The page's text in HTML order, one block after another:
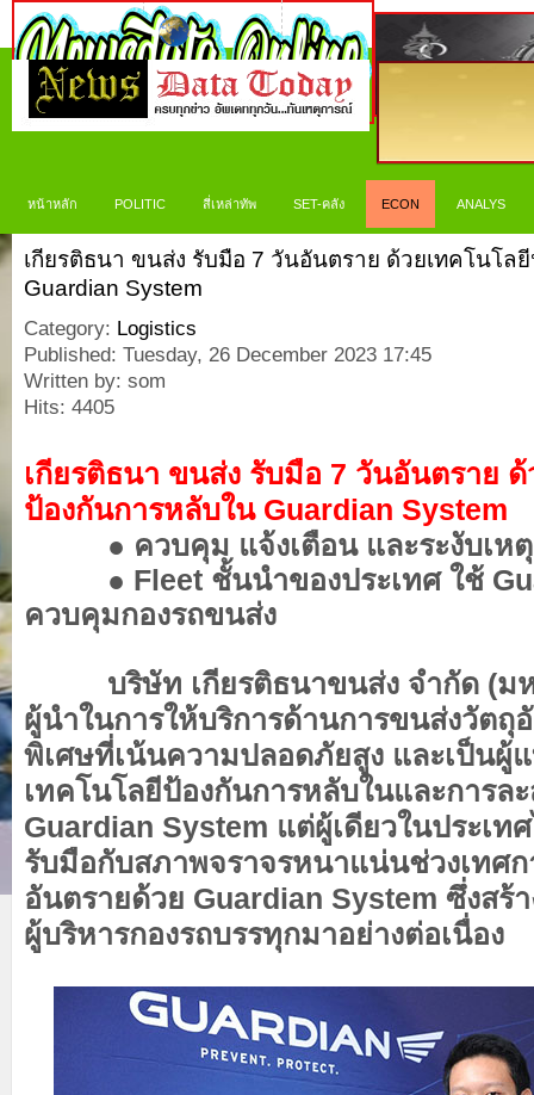
หน้าหลัก POLITIC สี่เหล่าทัพ SET-คลัง ECON ANALYS
เกียรติธนา ขนส่ง รับมือ 7 วันอันตราย ด้วยเทคโนโล
Guardian System
Category: Logistics
Published: Tuesday, 26 December 2023 17:45
Written by: som
Hits: 4405
เกียรติธนา ขนส่ง รับมือ 7 วันอันตราย
ป้องกันการหลับใน Guardian System
● ควบคุม แจ้งเตือน และระงับเห
● Fleet ชั้นนำของประเทศ ใช้
ควบคุมกองรถขนส่ง
บริษัท เกียรติธนาขนส่ง จำกัด (มห
ผู้นำในการให้บริการด้านการขนส่งวัตถุ
พิเศษที่เน้นความปลอดภัยสูง และเป็นผู้
เทคโนโลยีป้องกันการหลับในและการ
Guardian System แต่ผู้เดียวในประเท
รับมือกับสภาพจราจรหนาแน่นช่วงเทศ
อันตรายด้วย Guardian System ซึ่งสร้
ผู้บริหารกองรถบรรทุกมาอย่างต่อเนื่อง